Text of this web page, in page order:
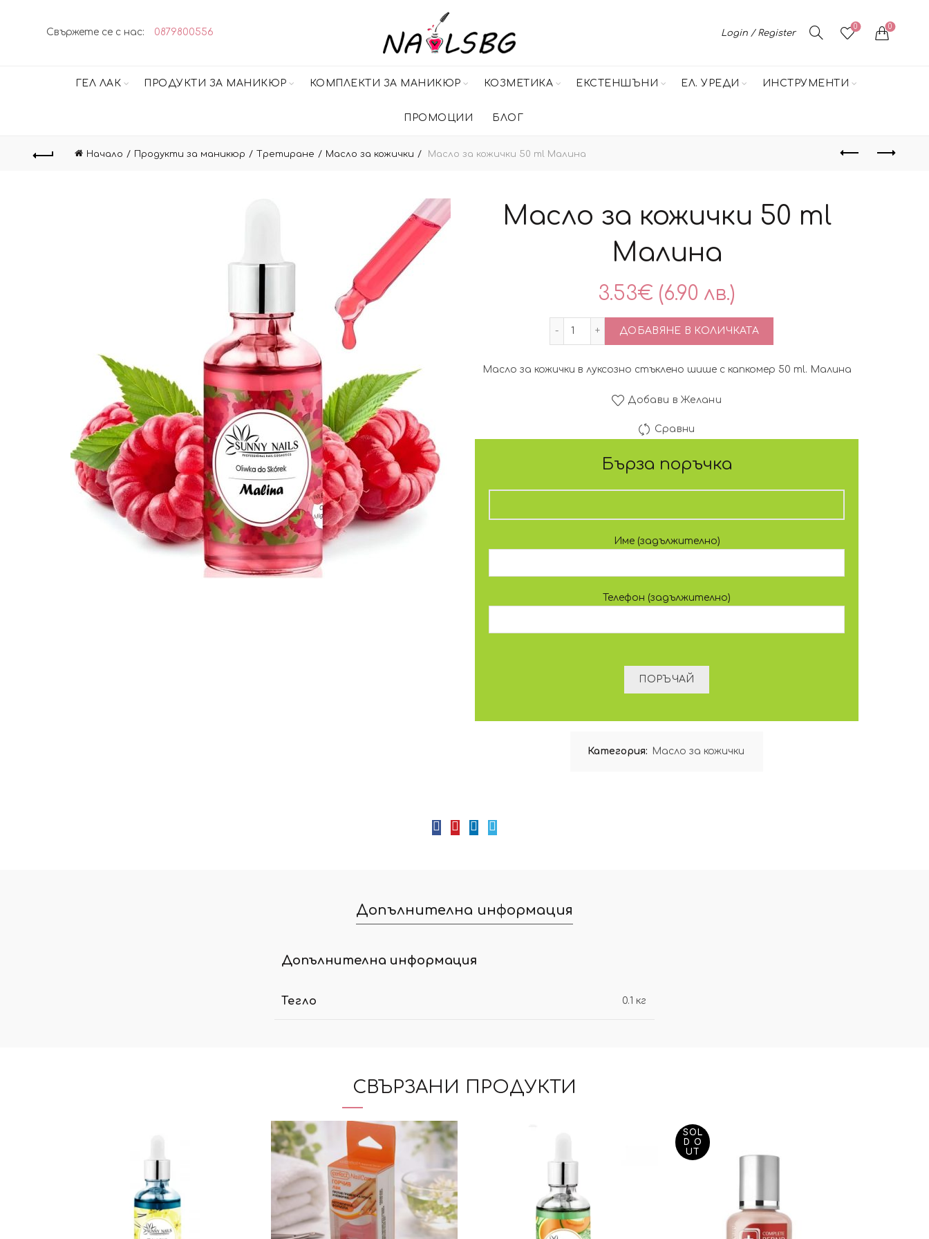
Свържете се с нас: 0879800556 Login / Register
0 0
ГЕЛ ЛАК ПРОДУКТИ ЗА МАНИКЮР КОМПЛЕКТИ ЗА МАНИКЮР КОЗМЕТИКА ЕКСТЕНШЪНИ ЕЛ. УРЕДИ ИНСТРУМЕНТИ
ПРОМОЦИИ БЛОГ
Начало Продукти за маникюр Третиране Масло за кожички Масло за кожички 50 ml Малина
Масло за кожички 50 ml
Малина
3.53€ (6.90 лв.)
количество за Масло за кожички 50 ml Малина
ДОБАВЯНЕ В КОЛИЧКАТА
Масло за кожички в луксозно стъклено шише с капкомер 50 ml. Малина
Добави в Желани
Сравни
Бърза поръчка
Име (задължително)
Телефон (задължително)
Категория: Масло за кожички
Допълнителна информация
Допълнителна информация
Тегло 0.1 кг
СВЪРЗАНИ ПРОДУКТИ
SOL
D O
UT